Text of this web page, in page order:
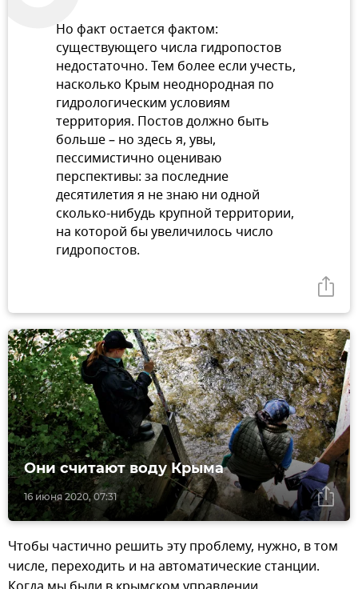
Но факт остается фактом:
существующего числа гидропостов
недостаточно. Тем более если учесть,
насколько Крым неоднородная по
гидрологическим условиям
территория. Постов должно быть
больше – но здесь я, увы,
пессимистично оцениваю
перспективы: за последние
десятилетия я не знаю ни одной
сколько-нибудь крупной территории,
на которой бы увеличилось число
гидропостов.
16 июня 2020, 07:31
Они считают воду Крыма
Чтобы частично решить эту проблему, нужно, в том
числе, переходить и на автоматические станции.